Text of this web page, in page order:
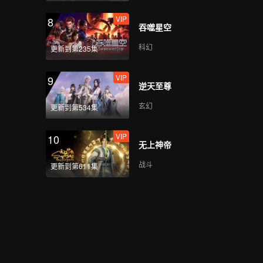
8
更新到第235集
VIP
吞噬星空
科幻
9
更新到第534集
VIP
逆天至尊
玄幻
10
更新到第611集
VIP
无上神帝
战斗